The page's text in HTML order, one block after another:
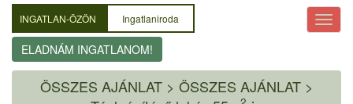
INGATLAN-ÖZÖN Ingatlaniroda
ELADNÁM INGATLANOM!
ÖSSZES AJÁNLAT> ÖSSZES AJÁNLAT >